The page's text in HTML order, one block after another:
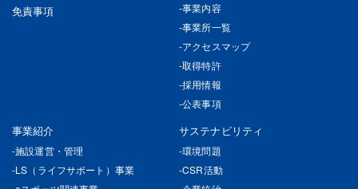
免責事項
事業内容
事業所一覧
アクセスマップ
取得特許
採用情報
公表事項
事業紹介
施設運営・管理
LS（ライフサポート）事業
サステナビリティ
環境問題
CSR活動